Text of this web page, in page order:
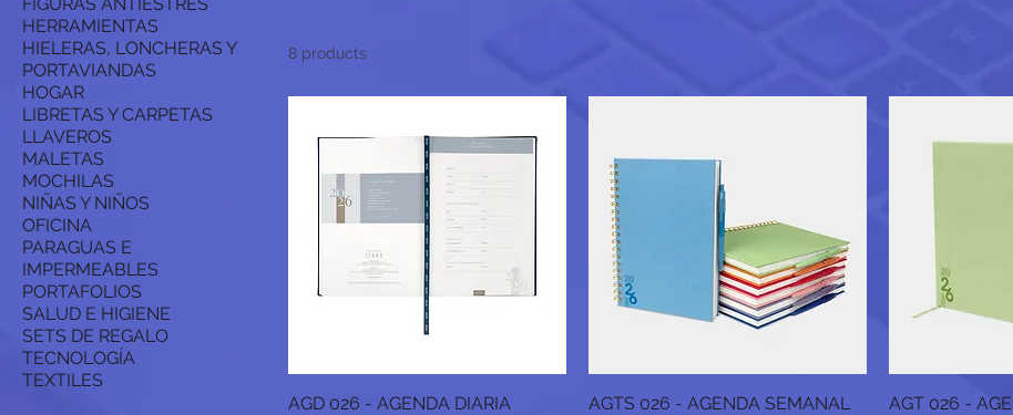
HERRAMIENTAS
HIELERAS, LONCHERAS Y
PORTAVIANDAS
HOGAR
LIBRETAS Y CARPETAS
LLAVEROS
MALETAS
MOCHILAS
NIÑAS Y NIÑOS
OFICINA
PARAGUAS E
IMPERMEABLES
PORTAFOLIOS
SALUD E HIGIENE
SETS DE REGALO
TECNOLOGÍA
TEXTILES
8 products
AGD 026 - AGENDA DIARIA
AGTS 026 - AGENDA SEMANAL
AGT 026 -